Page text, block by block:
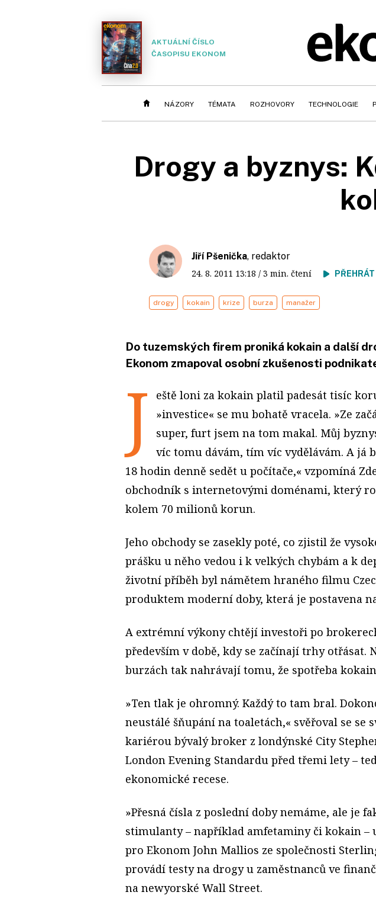
AKTUÁLNÍ ČÍSLO
ČASOPISU EKONOM
NÁZORY TÉMATA ROZHOVORY TECHNOLOGIE
Drogy a byznys:
Jiří Pšenička, redaktor
24. 8. 2011 13:18 / 3 min. čtení
drogy kokain krize burza manažer
Do tuzemských firem proniká kokain a další
Ekonom zmapoval osobní zkušenosti
J
eště loni za kokain platil padesát tisíc
»investice« se mu bohatě vracela. »Ze
super, furt jsem na tom makal. Můj
víc tomu dávám, tím víc vydělávám. A já
18 hodin denně sedět u počítače,« vzpomíná
obchodník s internetovými doménami, který
kolem 70 milionů korun.
Jeho obchody se zasekly poté, co zjistil že
prášku u něho vedou i k velkých chybám a k
životní příběh byl námětem hraného filmu
produktem moderní doby, která je postavena
A extrémní výkony chtějí investoři po
především v době, kdy se začínají trhy otřásat.
burzách tak nahrávají tomu, že spotřeba
»Ten tlak je ohromný. Každý to tam bral.
neustálé šňupání na toaletách,« svěřoval se se
kariérou bývalý broker z londýnské City
London Evening Standardu před třemi lety –
ekonomické recese.
»Přesná čísla z poslední doby nemáme, ale je
stimulanty – například amfetaminy či kokain –
pro Ekonom John Mallios ze společnosti
provádí testy na drogy u zaměstnanců ve
na newyorské Wall Street.